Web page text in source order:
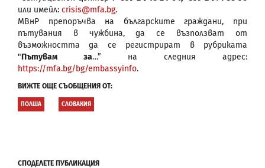
или имейл: crisis@mfa.bg.
МВнР препоръчва на българските граждани, при
пътувания в чужбина, да се възползват от
възможността да се регистрират в рубриката
"Пътувам за…” на следния адрес:
https://mfa.bg/bg/embassyinfo.
ВИЖТЕ ОЩЕ СЪОБЩЕНИЯ ОТ:
ПОЛША СЛОВАКИЯ
СПОДЕЛЕТЕ ПУБЛИКАЦИЯ